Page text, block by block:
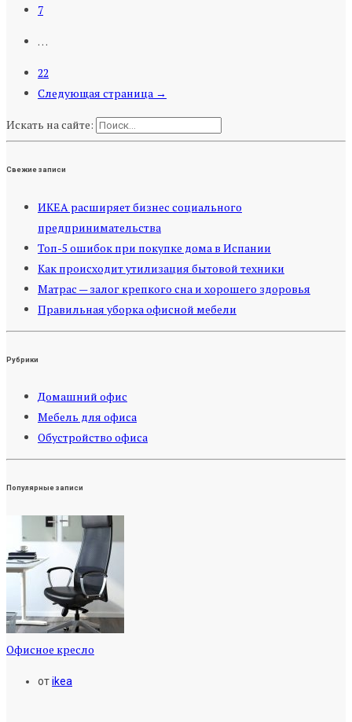
7
…
22
Следующая страница →
Искать на сайте:
Свежие записи
ИКЕА расширяет бизнес социального
предпринимательства
Топ-5 ошибок при покупке дома в Испании
Как происходит утилизация бытовой техники
Матрас — залог крепкого сна и хорошего здоровья
Правильная уборка офисной мебели
Рубрики
Домашний офис
Мебель для офиса
Обустройство офиса
Популярные записи
Офисное кресло
отikea